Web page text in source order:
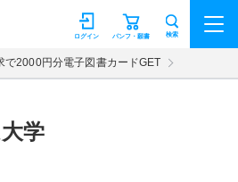
パンフ・願書
ログイン 検索
で2000円分電子図書カードGET
学